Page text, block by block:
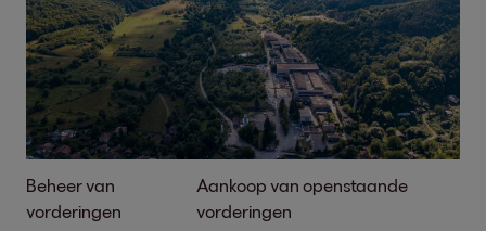
Beheer van
vorderingen
Aankoop van openstaande
vorderingen